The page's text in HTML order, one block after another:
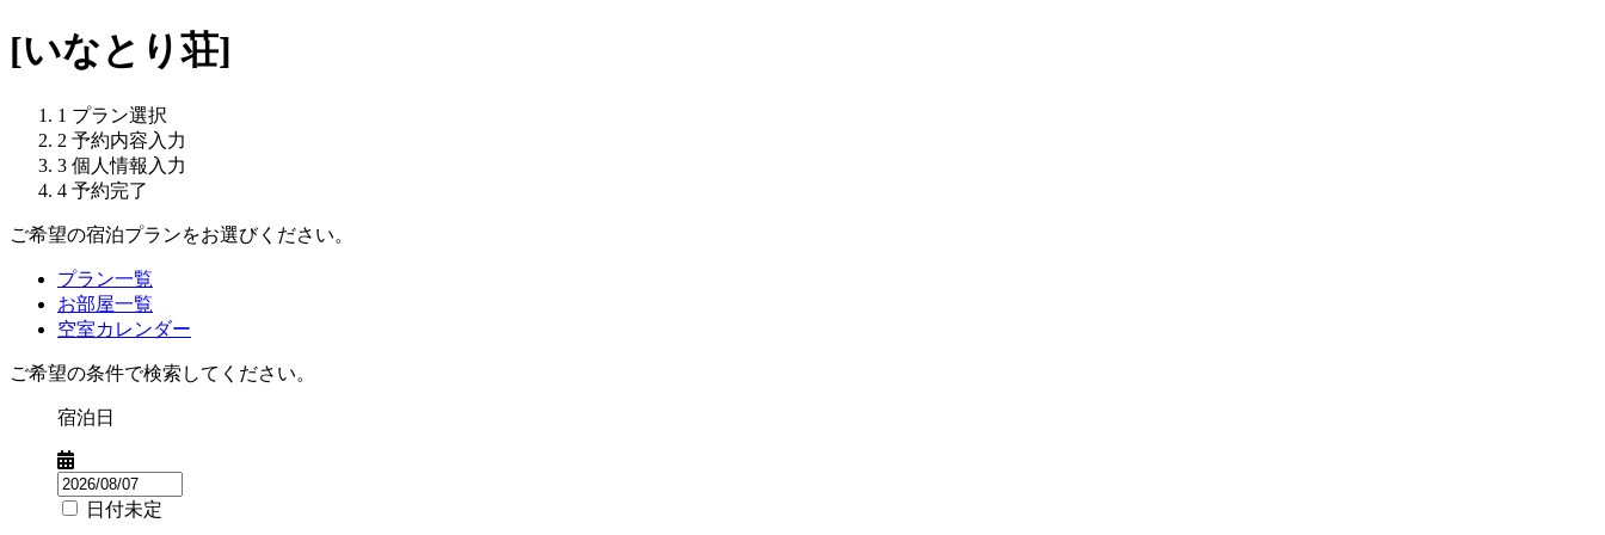
[いなとり荘]
1 プラン選択
2 予約内容入力
3 個人情報入力
4 予約完了
ご希望の宿泊プランをお選びください。
プラン一覧
お部屋一覧
空室カレンダー
ご希望の条件で検索してください。
宿泊日
日付未定